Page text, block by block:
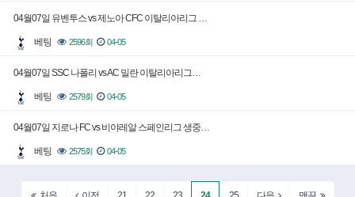
04월07일 유벤투스 vs 제노아 CFC 이탈리아리그 …
베팅 2596회 04-05
04월07일 SSC 나폴리 vs AC 밀란 이탈리아리그…
베팅 2579회 04-05
04월07일 지로나 FC vs 비야레알 스페인리그 생중…
베팅 2575회 04-05